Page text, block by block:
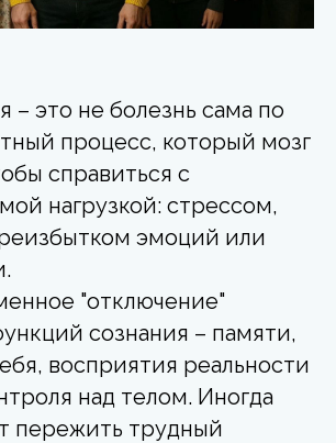
– это не болезнь сама по
процесс, который мозг
справиться с
нагрузкой: стрессом,
эмоций или
"отключение"
сознания – памяти,
восприятия реальности
над телом. Иногда
пережить трудный